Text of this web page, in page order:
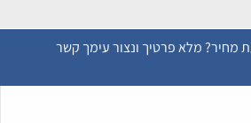
מחיר? מלא פרטיך ונצור עימך קשר